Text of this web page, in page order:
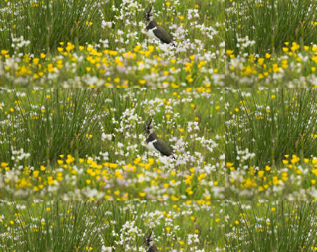
20191210 één van mijn eerste hapjes